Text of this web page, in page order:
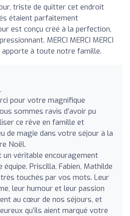
triste de quitter cet endroit
étaient parfaitement
est conçu créé à la perfection,
MERCI MERCI MERCI
à toute notre famille.
pour votre magnifique
sommes ravis d’avoir pu
ce rêve en famille et
de magie dans votre séjour à la
Noël.
véritable encouragement
Priscilla, Fabien, Mathilde
touchés par vos mots. Leur
leur humour et leur passion
au cœur de nos séjours, et
qu’ils aient marqué votre